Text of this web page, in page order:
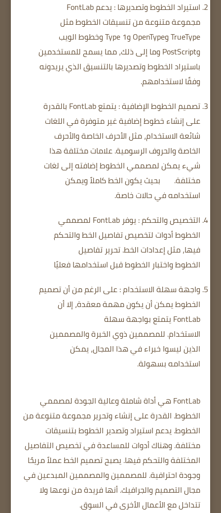
استيراد الخطوط وتصديرها
: يدعم FontLab
مجموعة متنوعة من تنسيقات الخطوط مثل
TrueType وOpenType وType 1 وخطوط الويب
وPostScript وما إلى ذلك، مما يسمح للمستخدمين
باستيراد الخطوط وتصديرها بالتنسيق الذي يريدونه
وفقًا لاستخدامهم.
تصميم الخطوط الإضافية
: يتمتع FontLab بالقدرة
على إنشاء خطوط إضافية غير متوفرة في اللغات
شائعة الاستخدام، مثل الأحرف الخاصة والأحرف
الخاصة والحروف الرسومية.علامات مختلفةهذا
شيء يمكن لمصممي الخطوط إضافته إلى لغات
مختلفة.
بحيث يكون الخط كاملاً ويمكن
استخدامه في حالات خاصة.
التخصيص والتحكم
: يوفر FontLab لمصممي
الخطوط أدوات لتخصيص تفاصيل الخط والتحكم
فيها، مثل إعدادات الخط.تحرير تفاصيل
الخطوطواختبار الخطوط قبل استخدامها فعليًا
واجهة سهلة الاستخدام: على الرغم من أن تصميم
الخطوط يمكن أن يكون مهمة معقدة، إلا أن
FontLab يتمتع بواجهة سهلة
الاستخدام. للمصممين ذوي الخبرة والمصممين
الذين ليسوا خبراء في هذا المجال، يمكن
استخدامه بسهولة.
FontLab هي أداة شاملة وعالية الجودة لمصممي
الخطوط. القدرة على إنشاء وتحرير مجموعة متنوعة من
الخطوط.يدعم استيراد وتصدير الخطوط بتنسيقات
مختلفة. وهناك أدوات للمساعدة في تخصيص التفاصيل
المختلفة والتحكم فيها.يصبح تصميم الخط عملاً مريحًا
وجودة احترافية. للمصممين والمصممين المبدعين في
مجال التصميم والجرافيك.أنها فريدة من نوعها ولا
تتداخل مع الأعمال الأخرى في السوق.